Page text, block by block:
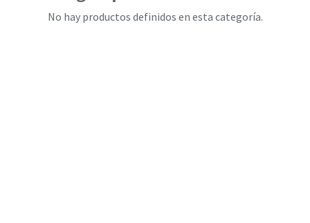
No hay productos definidos en esta categoría.